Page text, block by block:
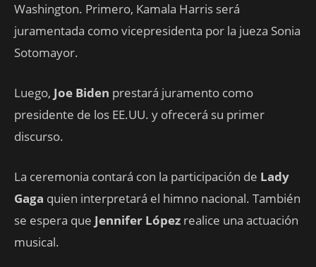
Washington. Primero, Kamala Harris será
juramentada como vicepresidenta por la jueza Sonia
Sotomayor.
Luego, Joe Biden prestará juramento como
presidente de los EE.UU. y ofrecerá su primer
discurso.
La ceremonia contará con la participación de Lady
Gaga quien interpretará el himno nacional. También
se espera que Jennifer López realice una actuación
musical.